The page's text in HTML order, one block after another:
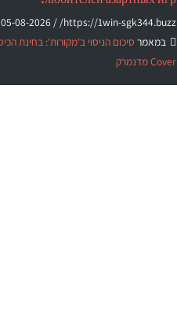
https://1win-sgk344.buzz/ /
05-08-2026
במאמר
Cover מדנמרק